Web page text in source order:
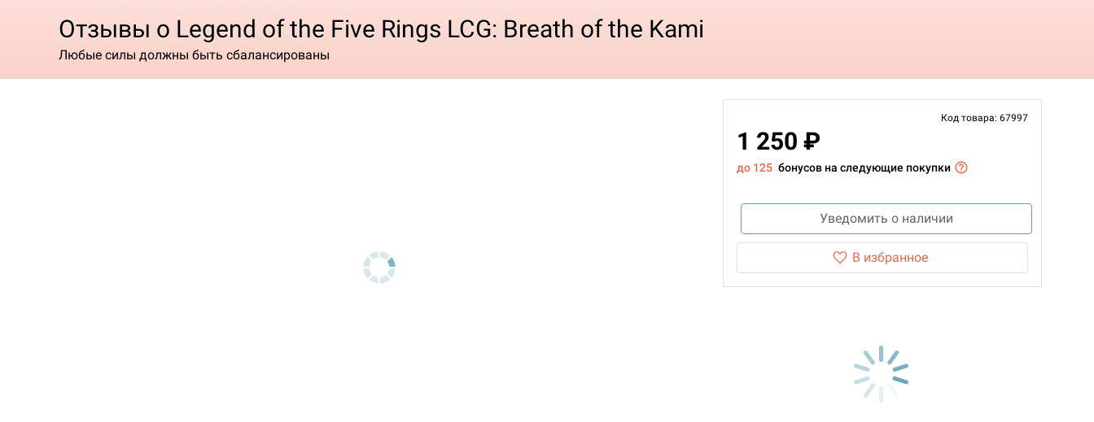
Отзывы о Legend of the Five Rings LCG: Breath of the Kami
Любые силы должны быть сбалансированы
Код товара: 67997
1 250 ₽
до 125 бонусов на следующие покупки
Уведомить о наличии
В избранное